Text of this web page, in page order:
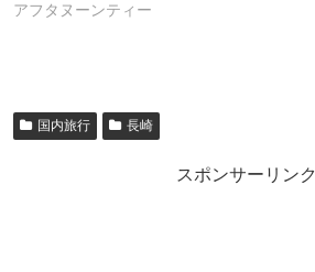
アフタヌーンティー
国内旅行 長崎
スポンサーリンク